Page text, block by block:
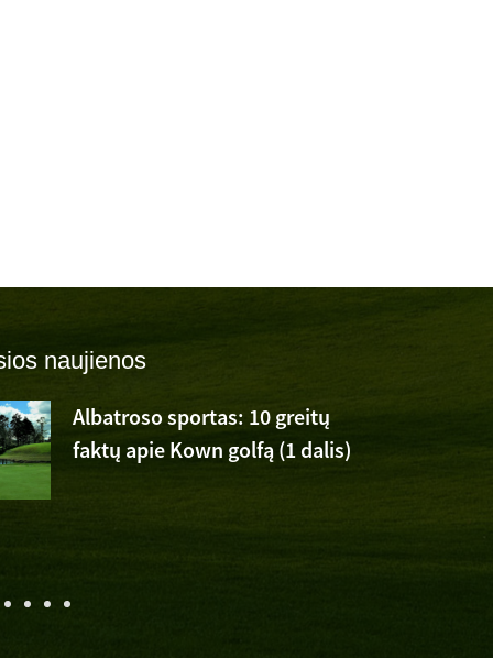
naujienos
Albatroso sportas: 10 greitų
faktų apie Kown golfą (1 dalis)